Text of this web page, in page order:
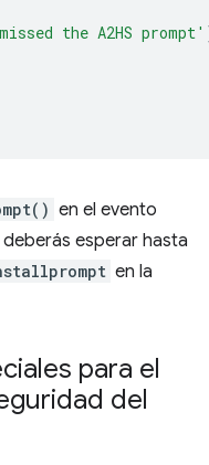
the A2HS prompt'
en el evento
esperar hasta
en la
para el
del